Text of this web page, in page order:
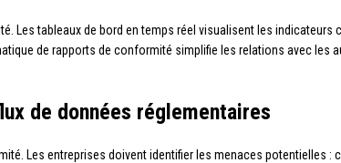
Les tableaux de bord en temps réel visualisent les indicateurs
de rapports de conformité simplifie les relations avec les
de données réglementaires
Les entreprises doivent identifier les menaces potentielles :